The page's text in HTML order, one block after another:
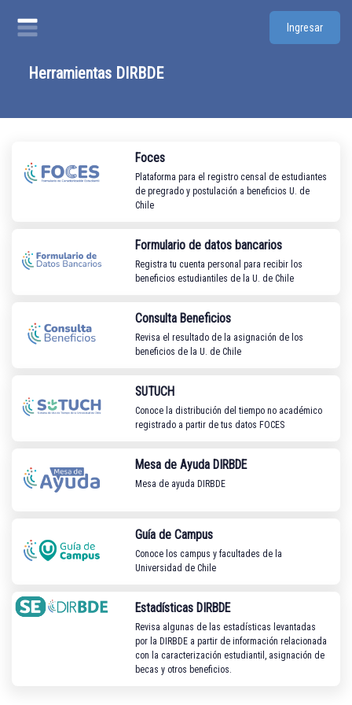
Ingresar
Herramientas DIRBDE
Foces
Plataforma para el registro censal de estudiantes
de pregrado y postulación a beneficios U. de
Chile
Formulario de datos bancarios
Registra tu cuenta personal para recibir los
beneficios estudiantiles de la U. de Chile
Consulta Beneficios
Revisa el resultado de la asignación de los
beneficios de la U. de Chile
SUTUCH
Conoce la distribución del tiempo no académico
registrado a partir de tus datos FOCES
Mesa de Ayuda DIRBDE
Mesa de ayuda DIRBDE
Guía de Campus
Conoce los campus y facultades de la
Universidad de Chile
Estadísticas DIRBDE
Revisa algunas de las estadísticas levantadas
por la DIRBDE a partir de información relacionada
con la caracterización estudiantil, asignación de
becas y otros beneficios.